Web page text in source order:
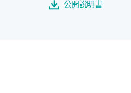
公開說明書